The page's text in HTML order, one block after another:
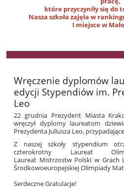
które przyczyniły się do
Nasza szkoła zajęła w
I miejsce w
Wręczenie dyplomów
edycji Stypendiów im.
Leo
22 grudnia Prezydent Miasta
wręczył dyplomy laureatom
Prezydenta Juliusza Leo,
Z naszej szkoły stypendium
czterokrotny Laureat
Laureat Mistrzostw Polski w Grach
Środkowoeuropejskiej Olimpiady
Serdeczne Gratulacje!